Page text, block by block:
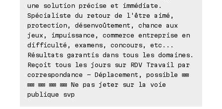
une solution précise et immédiate.
Spécialiste du retour de l'être aimé,
protection, désenvoûtement, chance aux
jeux, impuissance, commerce entreprise en
difficulté, examens, concours, etc...
Résultats garantis dans tous les domaines.
Reçoit tous les jours sur RDV Travail par
correspondance - Déplacement, possible ⊠⊠
⊠⊠ ⊠⊠ ⊠⊠ ⊠⊠ Ne pas jeter sur la voie
publique svp